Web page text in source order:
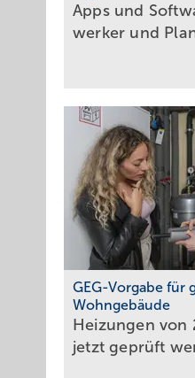
Apps und
werker und
GEG-Vorgabe für
Wohngebäude
Heizungen von
jetzt geprüft